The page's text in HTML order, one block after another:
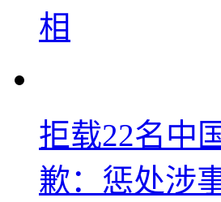
相
拒载22名中
歉：惩处涉